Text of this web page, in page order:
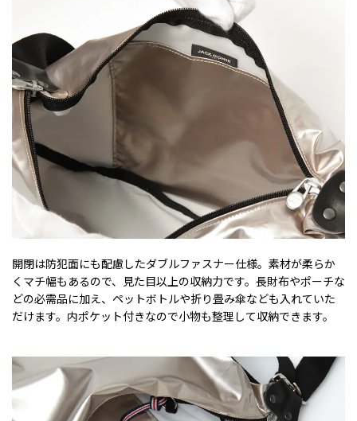
開閉は防犯面にも配慮したダブルファスナー仕様。素材が柔らか
くマチ幅もあるので、見た目以上の収納力です。長財布やポーチな
どの必需品に加え、ペットボトルや折り畳み傘なども入れていた
だけます。内ポケット付きなので小物も整理して収納できます。